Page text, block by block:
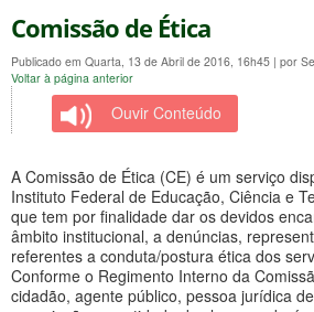
Comissão de Ética
Publicado em Quarta, 13 de Abril de 2016, 16h45 | por
Voltar à página anterior
Ouvir Conteúdo
A Comissão de Ética (CE) é um serviço
Instituto Federal de Educação, Ciência e
que tem por finalidade dar os devidos
âmbito institucional, a denúncias,
referentes a conduta/postura ética dos
Conforme o Regimento Interno da
cidadão, agente público, pessoa jurídica